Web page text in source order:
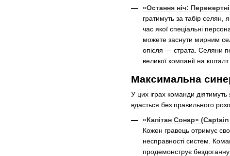
«Остання ніч:
гратимуть за табір селян,
час якої спеціальні
можете заснути мирним
опісля — страта. Селяни
великої компанії на
Максимальна
У цих іграх команди
вдасться без правильного
«Капітан Сонар»
Кожен гравець отримує
несправності систем.
продемонструє бездоганну